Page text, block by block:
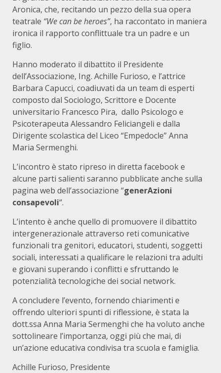
Aronica, che, recitando un pezzo della sua opera
teatrale “We can be heroes”, ha raccontato in maniera
ironica il rapporto conflittuale tra un padre e un
figlio.
Hanno moderato il dibattito il Presidente
dell’Associazione, Ing. Achille Furioso, e l’attrice
Barbara Capucci, coadiuvati da un team di esperti
composto dal Sociologo, Scrittore e Docente
universitario Francesco Pira, dallo Psicologo e
Psicoterapeuta Alessandro Feliciangeli e dalla
Dirigente scolastica del Liceo “Empedocle” Anna
Maria Sermenghi.
L’incontro è stato ripreso in diretta facebook e
alcune parti salienti saranno pubblicate anche sulla
pagina web dell’associazione “generAzioni
consapevoli“.
L’intento è anche quello di promuovere il dibattito
intergenerazionale attraverso reti comunicative
funzionali tra genitori, educatori, studenti, soggetti
sociali, interessati a qualificare le relazioni tra adulti
e giovani superando i conflitti e sfruttando le
potenzialità tecnologiche dei social network.
A concludere l’evento, fornendo chiarimenti e
offrendo ulteriori spunti di riflessione, è stata la
dott.ssa Anna Maria Sermenghi che ha voluto anche
sottolineare l’importanza, oggi più che mai, di
un’azione educativa condivisa tra scuola e famiglia.
Achille Furioso, Presidente